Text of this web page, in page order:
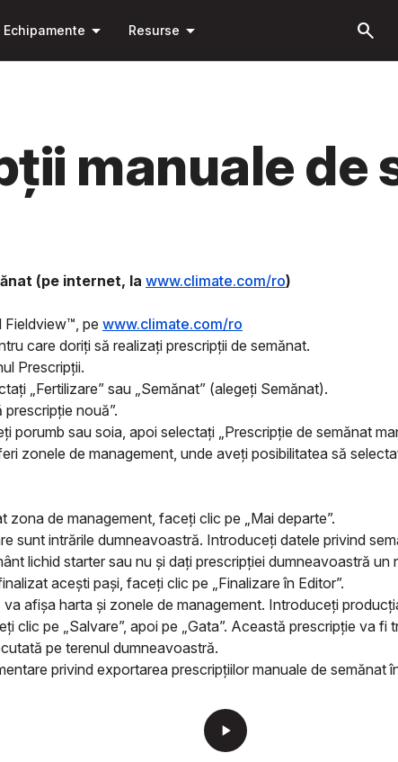
conținutul
Echipamente arrow_drop_down Resurse arrow_drop_down search
manuale de
(pe internet, la www.climate.com/ro)
pe www.climate.com/ro
care doriți să realizați prescripții de semănat.
Prescripții.
„Fertilizare” sau „Semănat” (alegeți Semănat).
nouă”.
porumb sau soia, apoi selectați „Prescripție de semănat
zonele de management, unde aveți posibilitatea să
zona de management, faceți clic pe „Mai departe”.
sunt intrările dumneavoastră. Introduceți datele privind
lichid starter sau nu şi dați prescripției dumneavoastră
acești pași, faceți clic pe „Finalizare în Editor”.
va afișa harta și zonele de management. Introduceți
clic pe „Salvare”, apoi pe „Gata”. Această prescripție va fi
pe terenul dumneavoastră.
privind exportarea prescripțiilor manuale de semănat
play_arrow